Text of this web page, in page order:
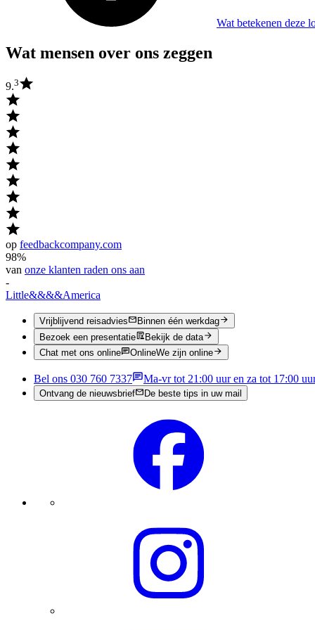
Wat betekenen deze
Wat mensen over ons zeggen
9.3
op feedbackcompany.com
98%
van onze klanten raden ons aan
-
Little&&&&America
Vrijblijvend reisadvies
Binnen één werkdag
Bezoek een presentatie
Bekijk de data
Chat met ons online
OnlineWe zijn online
Bel ons 030 760 7337 Ma-vr tot 21:00 uur en za tot 17:00
Ontvang de nieuwsbrief De beste tips in uw mail